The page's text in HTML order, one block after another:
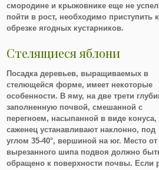
смородине и крыжовнике еще не
пойти в рост, необходимо приступить к
обрезке ягодных кустарников.
Стелящиеся яблони
Посадка деревьев, выращиваемых в
стелющейся форме, имеет некоторые
особенности. В яму, на две трети
заполненную почвой, смешанной с
перегноем, насыпанной в виде конуса,
саженец устанавливают наклонно, под
углом 35-40°, вершиной на юг. Место от
вырезанного шипа подвоя должно
обращено к поверхности почвы. Если